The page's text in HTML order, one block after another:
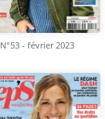
N°53 - février 2023